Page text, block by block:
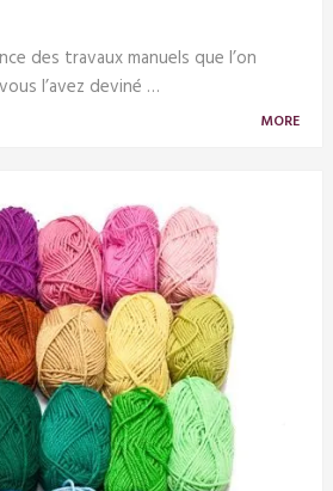
des travaux manuels que l’on
l’avez deviné …
MORE